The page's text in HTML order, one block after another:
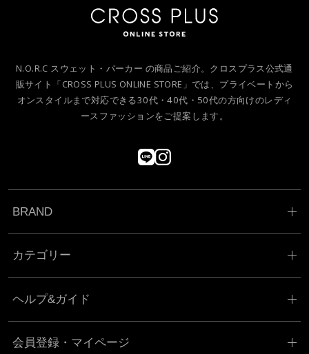
N.O.R.C スウェット・パーカー の商品ご紹介。クロスプラス公式通
販サイト「CROSS PLUS ONLINE STORE」では、プライベートから
オンスタイルまで対応できる30代・40代・50代の方向けのレディ
ースファッションをご提案します。
BRAND
カテゴリー
ヘルプ&ガイド
会員登録・マイページ